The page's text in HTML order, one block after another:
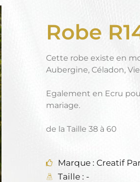
Robe
Cette robe existe en
Aubergine, Céladon,
Egalement en Ecru
mariage.
de la Taille 38 à 60
Marque : Creatif
Taille : -